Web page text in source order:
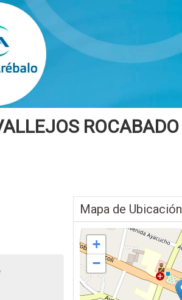
ROCABADO
Mapa de Ubicación
+
−